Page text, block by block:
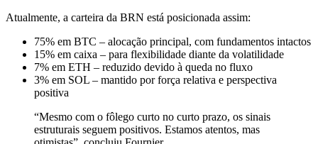
Atualmente, a carteira da BRN está posicionada assim:
75% em BTC – alocação principal, com fundamentos intactos
15% em caixa – para flexibilidade diante da volatilidade
7% em ETH – reduzido devido à queda no fluxo
3% em SOL – mantido por força relativa e perspectiva
positiva
“Mesmo com o fôlego curto no curto prazo, os sinais
estruturais seguem positivos. Estamos atentos, mas